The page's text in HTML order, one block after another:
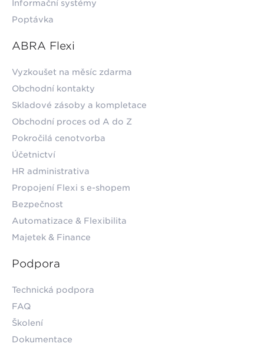
Informační systémy
Poptávka
ABRA Flexi
Vyzkoušet na měsíc zdarma
Obchodní kontakty
Skladové zásoby a kompletace
Obchodní proces od A do Z
Pokročilá cenotvorba
Účetnictví
HR administrativa
Propojení Flexi s e-shopem
Bezpečnost
Automatizace & Flexibilita
Majetek & Finance
Podpora
Technická podpora
FAQ
Školení
Dokumentace